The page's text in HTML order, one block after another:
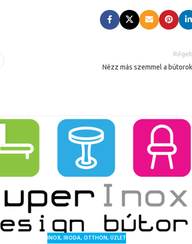
Nézz más szemmel a
INOX,IRODA,OTTHON,ÜZLET